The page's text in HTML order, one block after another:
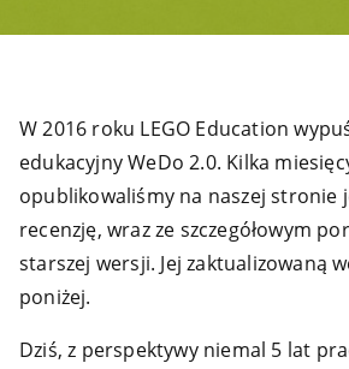
W 2016 roku LEGO Education
edukacyjny WeDo 2.0. Kilka
opublikowaliśmy na naszej stronie
recenzję, wraz ze szczegółowym
starszej wersji. Jej zaktualizowaną
poniżej.
Dziś, z perspektywy niemal 5 lat